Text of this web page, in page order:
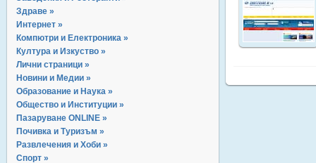
Здраве »
Интернет »
Компютри и Електроника »
Култура и Изкуство »
Лични страници »
Новини и Медии »
Образование и Наука »
Общество и Институции »
Пазаруване ONLINE »
Почивка и Туризъм »
Развлечения и Хоби »
Спорт »